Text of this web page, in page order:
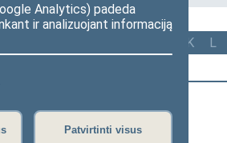
Analytics) padeda
ir analizuojant informaciją
Patvirtinti visus
K L